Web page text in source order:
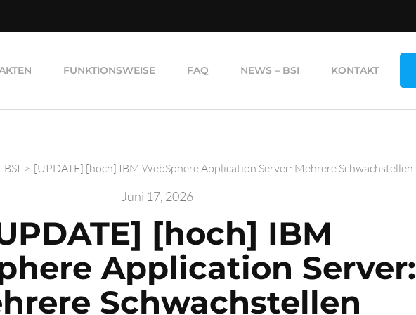
FUNKTIONSWEISE FAQ NEWS – BSI KONTAKT
> [UPDATE] [hoch] IBM WebSphere Application Server: Mehrere Schwachstellen
Juni 17, 2026
[hoch] IBM
Application Server:
Schwachstellen